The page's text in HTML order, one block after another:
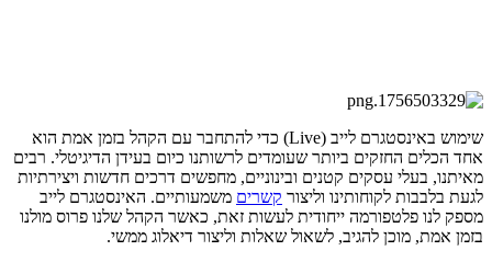
שימוש באינסטגרם לייב (Live) כדי להתחבר עם הקהל בזמן אמת הוא
אחד הכלים החזקים ביותר שעומדים לרשותנו כיום בעידן הדיגיטלי. רבים
מאיתנו, בעלי עסקים קטנים ובינוניים, מחפשים דרכים חדשות ויצירתיות
לגעת בלבבות לקוחותינו וליצור קשרים משמעותיים. האינסטגרם לייב
מספק לנו פלטפורמה ייחודית לעשות זאת, כאשר הקהל שלנו פרוס מולנו
בזמן אמת, מוכן להגיב, לשאול שאלות וליצור דיאלוג ממשי.